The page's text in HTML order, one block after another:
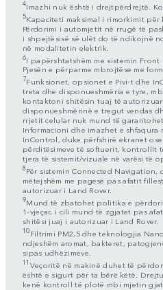
4Imazhi nuk është i drejtpërdrejtë.
5Kapaciteti maksimal i rimorkimit për
Përdorimi i automjetit në rrugë të
i shpejtësisë së ulët do të ndikojnë
në modalitetin elektrik.
6I papërshtatshëm me sistemin
Pjesën e përparme mbrojtëse me
7Funksionet, opsionet e Pivi-t dhe
treta dhe disponueshmëria e tyre,
kontaktoni shitësin tuaj të
disponueshmërinë e tregut vendas
rrjetit celular nuk mund të
Informacioni dhe imazhet e
InControl, duke përfshirë ekranet
përditësimeve të softuerit, kontrollit
tjera të sistemit/vizuale në varësi të
8Për sistemin Connected
mëtejshëm me pagesë pas afatit
autorizuar i Land Rover.
9Mund të zbatohet politika e
1-vjeçar, i cili mund të zgjatet pas
shitësi juaj i autorizuar i Land Rover.
10Filtrimi PM2,5 dhe teknologjia
ndjeshëm aromat, bakteret,
sipas udhëzimeve.
11 Veçoritë në makinë duhet të
është e sigurt për ta bërë këtë.
kenë kontroll të plotë mbi mjetin